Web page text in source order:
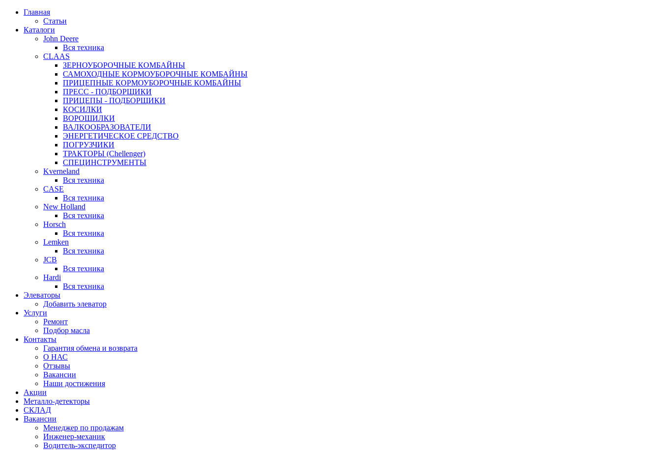
Главная
Статьи
Каталоги
John Deere
Вся техника
CLAAS
ЗЕРНОУБОРОЧНЫЕ КОМБАЙНЫ
САМОХОДНЫЕ КОРМОУБОРОЧНЫЕ КОМБАЙНЫ
ПРИЦЕПНЫЕ КОРМОУБОРОЧНЫЕ КОМБАЙНЫ
ПРЕСС - ПОДБОРЩИКИ
ПРИЦЕПЫ - ПОДБОРЩИКИ
КОСИЛКИ
ВОРОШИЛКИ
ВАЛКООБРАЗОВАТЕЛИ
ЭНЕРГЕТИЧЕСКОЕ СРЕДСТВО
ПОГРУЗЧИКИ
ТРАКТОРЫ (Chellenger)
СПЕЦИНСТРУМЕНТЫ
Kverneland
Вся техника
CASE
Вся техника
New Holland
Вся техника
Horsch
Вся техника
Lemken
Вся техника
JCB
Вся техника
Hardi
Вся техника
Элеваторы
Добавить элеватор
Услуги
Ремонт
Подбор масла
Контакты
Гарантия обмена и возврата
О НАС
Отзывы
Вакансии
Наши достижения
Акции
Металло-детекторы
СКЛАД
Вакансии
Менеджер по продажам
Инженер-механик
Водитель-экспедитор